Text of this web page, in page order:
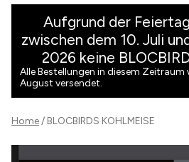
BLOCBIRDS
Aufgrund der
zwischen dem 10. Juli
2026 keine
Alle Bestellungen in diesem Zeitraum
August versendet.
Home BLOCBIRDS KOHLMEISE